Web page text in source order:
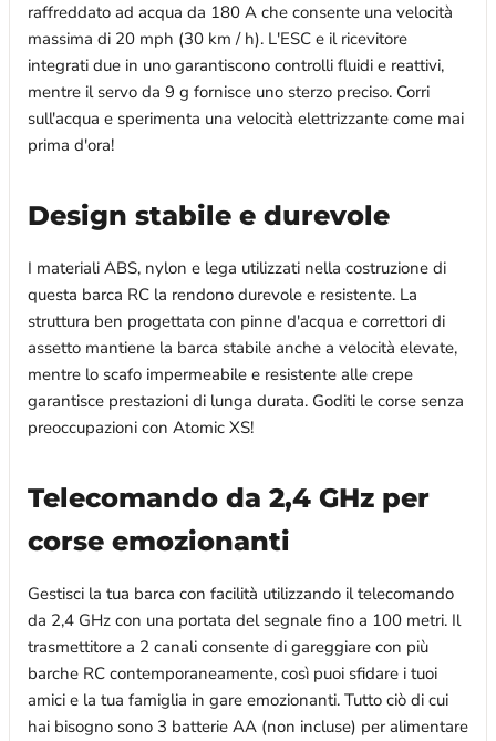
raffreddato ad acqua da 180 A che consente una velocità
massima di 20 mph (30 km / h). L'ESC e il ricevitore
integrati due in uno garantiscono controlli fluidi e reattivi,
mentre il servo da 9 g fornisce uno sterzo preciso. Corri
sull'acqua e sperimenta una velocità elettrizzante come mai
prima d'ora!
Design stabile e durevole
I materiali ABS, nylon e lega utilizzati nella costruzione di
questa barca RC la rendono durevole e resistente. La
struttura ben progettata con pinne d'acqua e correttori di
assetto mantiene la barca stabile anche a velocità elevate,
mentre lo scafo impermeabile e resistente alle crepe
garantisce prestazioni di lunga durata. Goditi le corse senza
preoccupazioni con Atomic XS!
Telecomando da 2,4 GHz per
corse emozionanti
Gestisci la tua barca con facilità utilizzando il telecomando
da 2,4 GHz con una portata del segnale fino a 100 metri. Il
trasmettitore a 2 canali consente di gareggiare con più
barche RC contemporaneamente, così puoi sfidare i tuoi
amici e la tua famiglia in gare emozionanti. Tutto ciò di cui
hai bisogno sono 3 batterie AA (non incluse) per alimentare